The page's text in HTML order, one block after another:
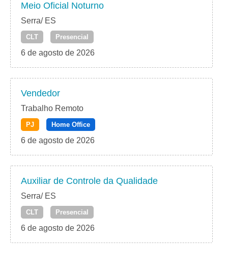
Meio Oficial Noturno
Serra/ ES
CLT Presencial
6 de agosto de 2026
Vendedor
Trabalho Remoto
PJ Home Office
6 de agosto de 2026
Auxiliar de Controle da Qualidade
Serra/ ES
CLT Presencial
6 de agosto de 2026